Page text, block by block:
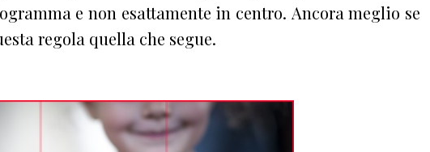
e non esattamente in centro. Ancora meglio se
regola quella che segue.